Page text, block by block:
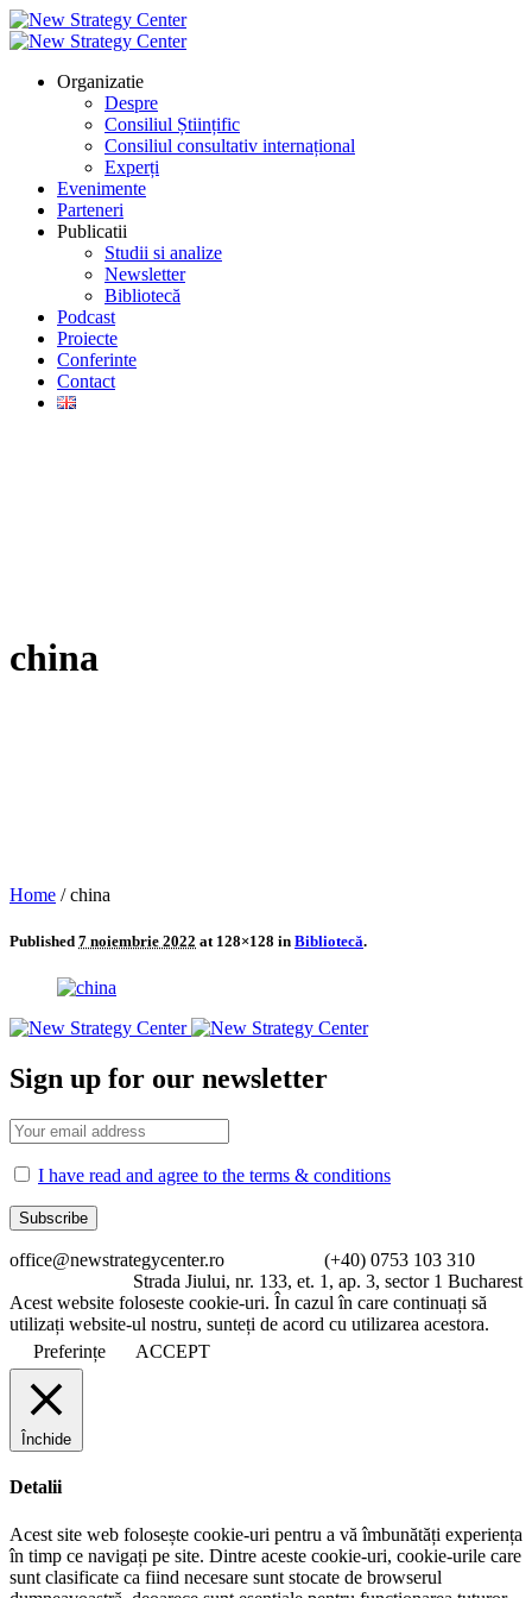
Organizatie
Despre
Consiliul Științific
Consiliul consultativ internațional
Experți
Evenimente
Parteneri
Publicatii
Studii si analize
Newsletter
Bibliotecă
Podcast
Proiecte
Conferinte
Contact
china
Home /china
Published 7 noiembrie 2022 at 128×128 in Bibliotecă.
Sign up for our newsletter
I have read and agree to the terms & conditions
office@newstrategycenter.ro (+40) 0753 103 310
Strada Jiului, nr. 133, et. 1, ap. 3, sector 1 Bucharest
Acest website foloseste cookie-uri. În cazul în care continuați să
utilizați website-ul nostru, sunteți de acord cu utilizarea acestora.
Preferințe
ACCEPT
Închide
Detalii
Acest site web folosește cookie-uri pentru a vă îmbunătăți experiența
în timp ce navigați pe site. Dintre aceste cookie-uri, cookie-urile care
sunt clasificate ca fiind necesare sunt stocate de browserul